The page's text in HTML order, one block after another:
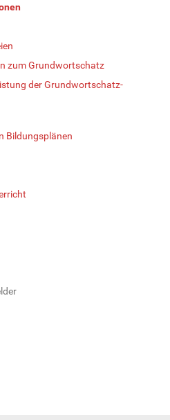
zum Grundwortschatz
der Grundwortschatz-
Bildungsplänen